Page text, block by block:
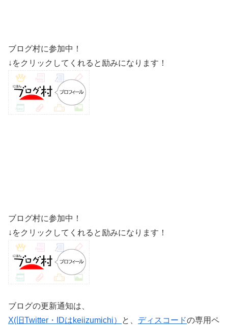
ブログ村に参加中！
↓をクリックしてくれると励みになります！
ブログ村に参加中！
↓をクリックしてくれると励みになります！
ブログの更新通知は、
X(旧Twitter・IDはkeiizumichi）
と、 ディスコードの専用ペ